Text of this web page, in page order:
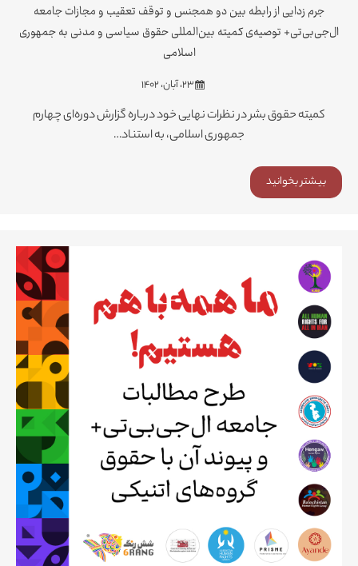
جرم زدایی از رابطه بین دو همجنس و توقف تعقیب و مجازات جامعه
ال‌جی‌بی‌تی+ توصیه‌ی کمیته بین‌المللی حقوق سیاسی و مدنی به جمهوری
اسلامی
۲۳، آبان، ۱۴۰۲
کمیته حقوق بشر در نظرات نهایی خود درباره گزارش دوره‌ای چهارم
جمهوری اسلامی، به استناد…
بیشتر بخوانید